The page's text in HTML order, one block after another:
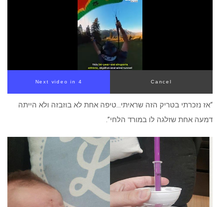
Next video in 4 Cancel
“אז נזכרתי בטריק הזה שראיתי…טיפה אחת לא בוזבזה ולא הייתה
דמעה אחת שזלגה לו במורד הלחי”.